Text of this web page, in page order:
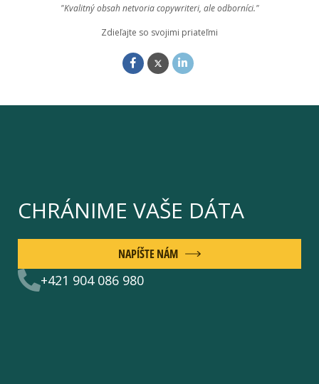
"Kvalitný obsah netvoria copywriteri, ale odborníci."
Zdieľajte so svojimi priateľmi
CHRÁNIME VAŠE DÁTA
+421 904 086 980
NAPÍŠTE NÁM